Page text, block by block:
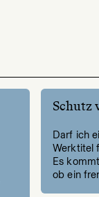
Schutz
Darf ich
Werktitel
Es
ob ein